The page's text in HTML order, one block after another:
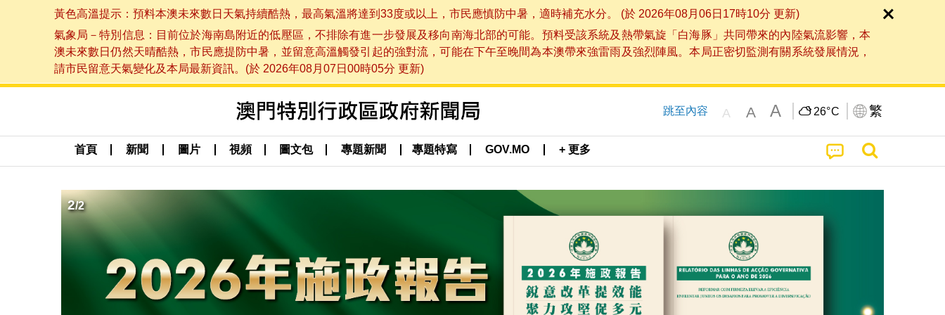
黃色高溫提示：預料本澳未來數日天氣持續酷熱，最高氣溫將達到33度或以上，市民應慎防中暑，適時補充水分。 (於 2026年08月06日17時10分 更新)
氣象局－特別信息：目前位於海南島附近的低壓區，不排除有進一步發展及移向南海北部的可能。預料受該系統及熱帶氣旋「白海豚」共同帶來的內陸氣流影響，本
澳未來數日仍然天晴酷熱，市民應提防中暑，並留意高溫觸發引起的強對流，可能在下午至晚間為本澳帶來強雷雨及強烈陣風。本局正密切監測有關系統發展情況，
請市民留意天氣變化及本局最新資訊。(於 2026年08月07日00時05分 更新)
跳至內容 A A A 26°C 繁
首頁 新聞 圖片 視頻 圖文包 專題新聞 專題特寫 GOV.MO + 更多
2/2